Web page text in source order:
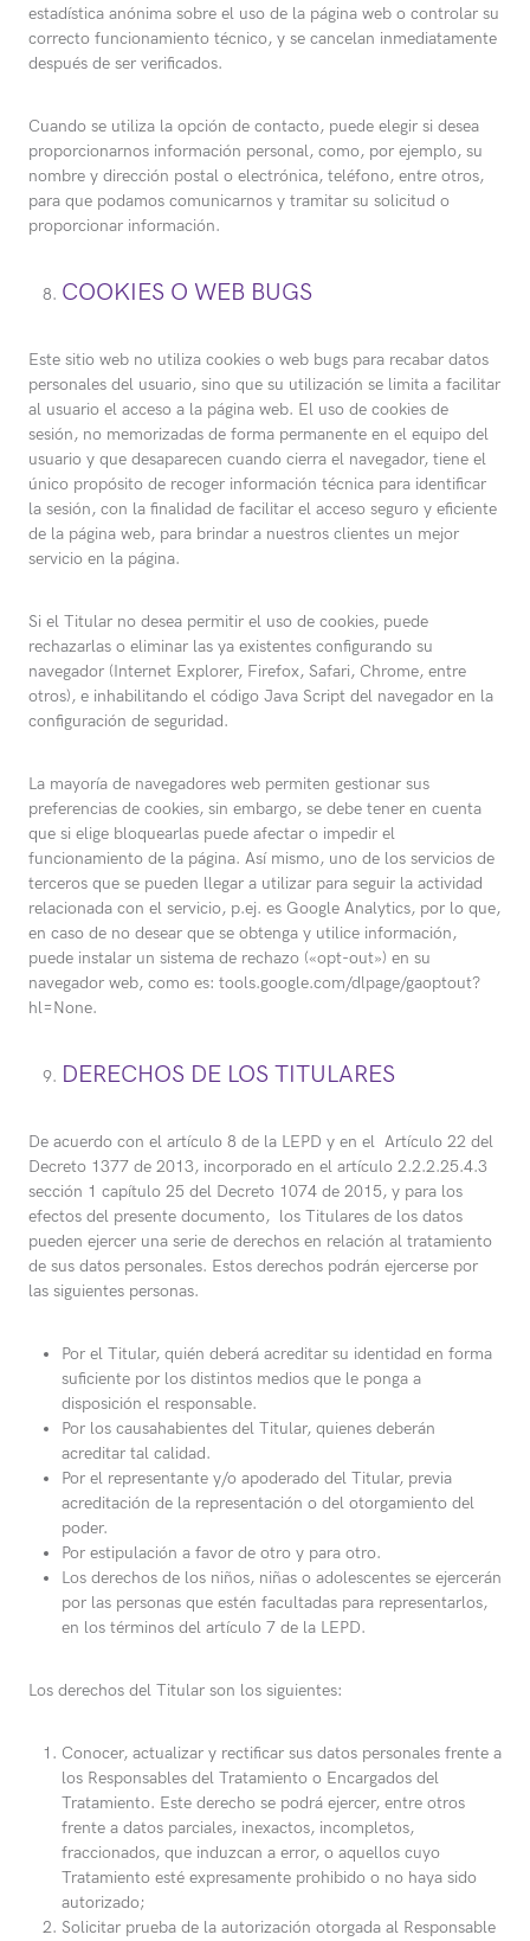
estadística anónima sobre el uso de la página web o controlar su
correcto funcionamiento técnico, y se cancelan inmediatamente
después de ser verificados.
Cuando se utiliza la opción de contacto, puede elegir si desea
proporcionarnos información personal, como, por ejemplo, su
nombre y dirección postal o electrónica, teléfono, entre otros,
para que podamos comunicarnos y tramitar su solicitud o
proporcionar información.
COOKIES O WEB BUGS
Este sitio web no utiliza cookies o web bugs para recabar datos
personales del usuario, sino que su utilización se limita a facilitar
al usuario el acceso a la página web. El uso de cookies de
sesión, no memorizadas de forma permanente en el equipo del
usuario y que desaparecen cuando cierra el navegador, tiene el
único propósito de recoger información técnica para identificar
la sesión, con la finalidad de facilitar el acceso seguro y eficiente
de la página web, para brindar a nuestros clientes un mejor
servicio en la página.
Si el Titular no desea permitir el uso de cookies, puede
rechazarlas o eliminar las ya existentes configurando su
navegador (Internet Explorer, Firefox, Safari, Chrome, entre
otros), e inhabilitando el código Java Script del navegador en la
configuración de seguridad.
La mayoría de navegadores web permiten gestionar sus
preferencias de cookies, sin embargo, se debe tener en cuenta
que si elige bloquearlas puede afectar o impedir el
funcionamiento de la página. Así mismo, uno de los servicios de
terceros que se pueden llegar a utilizar para seguir la actividad
relacionada con el servicio, p.ej. es Google Analytics, por lo que,
en caso de no desear que se obtenga y utilice información,
puede instalar un sistema de rechazo («opt-out») en su
navegador web, como es: tools.google.com/dlpage/gaoptout?
hl=None.
DERECHOS DE LOS TITULARES
De acuerdo con el artículo 8 de la LEPD y en el Artículo 22 del
Decreto 1377 de 2013, incorporado en el artículo 2.2.2.25.4.3
sección 1 capítulo 25 del Decreto 1074 de 2015, y para los
efectos del presente documento, los Titulares de los datos
pueden ejercer una serie de derechos en relación al tratamiento
de sus datos personales. Estos derechos podrán ejercerse por
las siguientes personas.
Por el Titular, quién deberá acreditar su identidad en forma
suficiente por los distintos medios que le ponga a
disposición el responsable.
Por los causahabientes del Titular, quienes deberán
acreditar tal calidad.
Por el representante y/o apoderado del Titular, previa
acreditación de la representación o del otorgamiento del
poder.
Por estipulación a favor de otro y para otro.
Los derechos de los niños, niñas o adolescentes se ejercerán
por las personas que estén facultadas para representarlos,
en los términos del artículo 7 de la LEPD.
Los derechos del Titular son los siguientes:
Conocer, actualizar y rectificar sus datos personales frente a
los Responsables del Tratamiento o Encargados del
Tratamiento. Este derecho se podrá ejercer, entre otros
frente a datos parciales, inexactos, incompletos,
fraccionados, que induzcan a error, o aquellos cuyo
Tratamiento esté expresamente prohibido o no haya sido
autorizado;
Solicitar prueba de la autorización otorgada al Responsable